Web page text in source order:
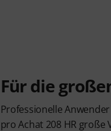
Für die
Professionelle